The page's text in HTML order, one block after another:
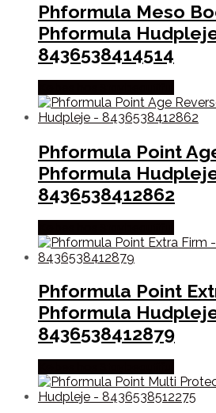
Phformula Meso
Phformula
8436538414514
Phformula Point
Phformula
8436538412862
Phformula Point
Phformula
8436538412879